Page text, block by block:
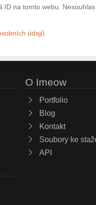
ID na tomto webu.
údajů
O Imeow
Portfolio
Blog
Kontakt
Soubory ke
API